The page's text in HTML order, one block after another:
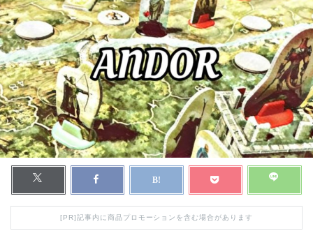
[PR]記事内に商品プロモーションを含む場合があります